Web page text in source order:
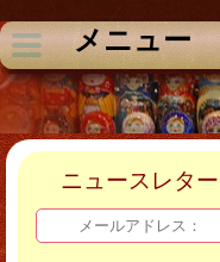
メニュー
ニュースレター